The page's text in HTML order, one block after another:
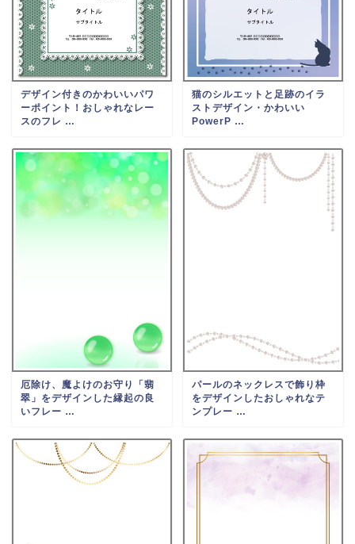
デザイン付きのかわいいパワ
ーポイント！おしゃれなレー
スのフレ …
猫のシルエットと足跡のイラ
ストデザイン・かわいい
PowerP …
厄除け、魔よけのお守り「翡
翠」をデザインした縁起の良
いフレー …
パールのネックレスで飾り枠
をデザインしたおしゃれなテ
ンプレー …